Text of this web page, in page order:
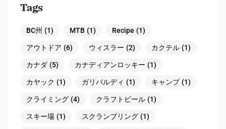
Tags
BC州 (1) MTB (1) Recipe (1)
アウトドア (6) ウィスラー (2) カクテル (1)
カナダ (5) カナディアンロッキー (1)
カヤック (1) ガリバルディ (1) キャンプ (1)
クライミング (4) クラフトビール (1)
スキー場 (1) スクランブリング (1)